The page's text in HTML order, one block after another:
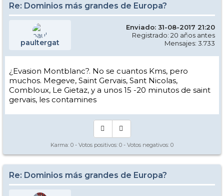
Re: Dominios más grandes de Europa?
paultergat
Enviado: 31-08-2017 21:20
Registrado: 20 años antes
Mensajes: 3.733
¿Evasion Montblanc?. No se cuantos Kms, pero
muchos. Megeve, Saint Gervais, Sant Nicolas,
Combloux, Le Gietaz, y a unos 15 -20 minutos de saint
gervais, les contamines
Karma: 0 - Votos positivos: 0 - Votos negativos: 0
Re: Dominios más grandes de Europa?